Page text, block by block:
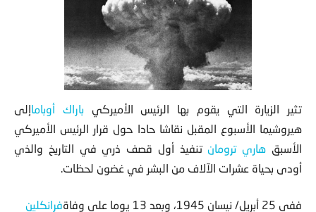
تثير الزيارة التي يقوم بها الرئيس الأميركي باراك أوباماإلى
هيروشيما الأسبوع المقبل نقاشا حادا حول قرار الرئيس الأميركي
الأسبق هاري ترومانتنفيذ أول قصف ذري في التاريخ والذي
أودى بحياة عشرات الآلاف من البشر في غضون لحظات.
ففي 25 أبريل/ نيسان 1945، وبعد 13 يوما على وفاة
فرانكلين